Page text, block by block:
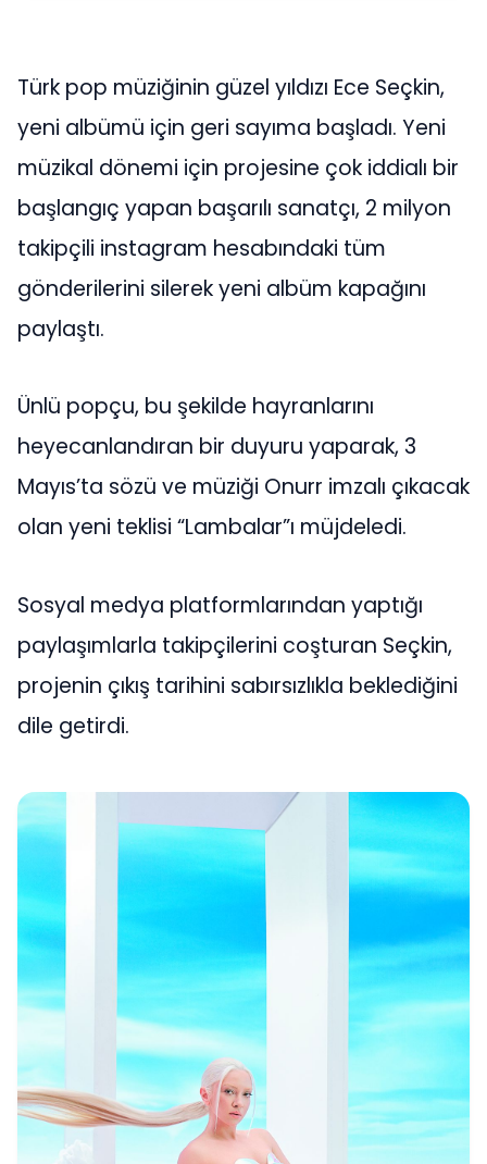
Türk pop müziğinin güzel yıldızı Ece Seçkin,
yeni albümü için geri sayıma başladı. Yeni
müzikal dönemi için projesine çok iddialı bir
başlangıç yapan başarılı sanatçı, 2 milyon
takipçili instagram hesabındaki tüm
gönderilerini silerek yeni albüm kapağını
paylaştı.
Ünlü popçu, bu şekilde hayranlarını
heyecanlandıran bir duyuru yaparak, 3
Mayıs’ta sözü ve müziği Onurr imzalı çıkacak
olan yeni teklisi “Lambalar”ı müjdeledi.
Sosyal medya platformlarından yaptığı
paylaşımlarla takipçilerini coşturan Seçkin,
projenin çıkış tarihini sabırsızlıkla beklediğini
dile getirdi.